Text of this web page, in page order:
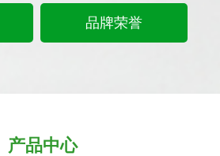
品牌荣誉
产品中心